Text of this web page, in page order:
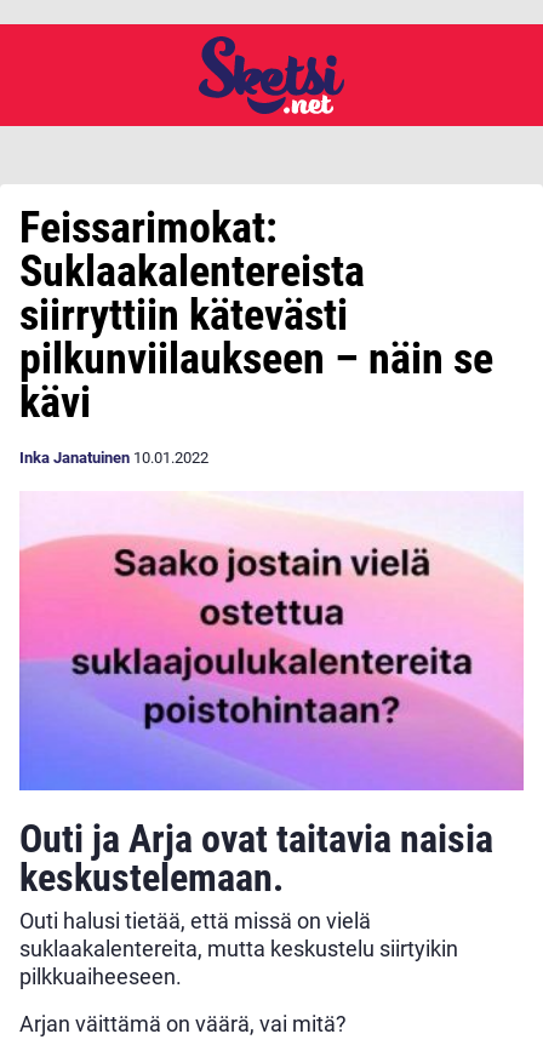
Feissarimokat:
Suklaakalentereista
siirryttiin kätevästi
pilkunviilaukseen – näin se
kävi
Inka Janatuinen 10.01.2022
Outi ja Arja ovat taitavia naisia
keskustelemaan.
Outi halusi tietää, että missä on vielä
suklaakalentereita, mutta keskustelu siirtyikin
pilkkuaiheeseen.
Arjan väittämä on väärä, vai mitä?